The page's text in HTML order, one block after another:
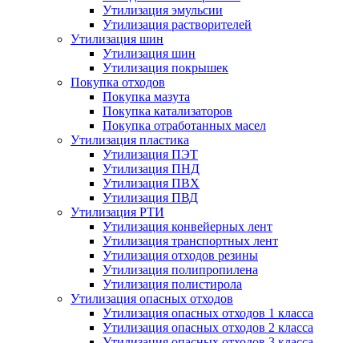
Утилизация эмульсии
Утилизация растворителей
Утилизация шин
Утилизация шин
Утилизация покрышек
Покупка отходов
Покупка мазута
Покупка катализаторов
Покупка отработанных масел
Утилизация пластика
Утилизация ПЭТ
Утилизация ПНД
Утилизация ПВХ
Утилизация ПВД
Утилизация РТИ
Утилизация конвейерных лент
Утилизация транспортных лент
Утилизация отходов резины
Утилизация полипропилена
Утилизация полистирола
Утилизация опасных отходов
Утилизация опасных отходов 1 класса
Утилизация опасных отходов 2 класса